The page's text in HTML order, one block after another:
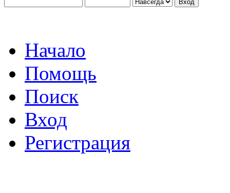
Начало
Помощь
Поиск
Вход
Регистрация